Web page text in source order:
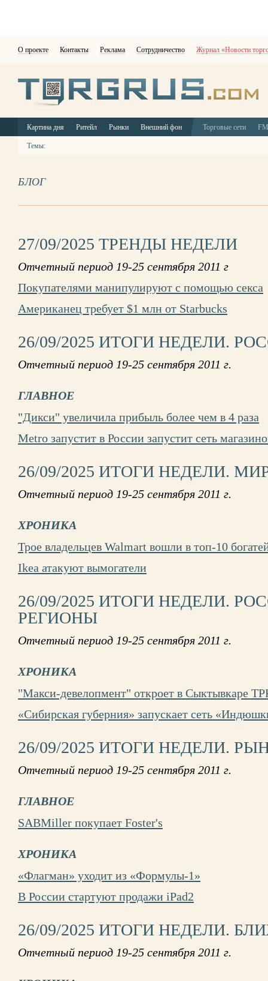
О проекте Контакты Реклама Сотрудничество Журнал «Новости
Картина дня Ритейл Рынки Внешний фон Торговые сети
Темы:
БЛОГ
27/09/2025 ТРЕНДЫ НЕДЕЛИ
Отчетный период 19-25 сентября 2011 г
Покупателями манипулируют с помощью секса
Американец требует $1 млн от Starbucks
26/09/2025 ИТОГИ НЕДЕЛИ.
Отчетный период 19-25 сентября 2011 г.
ГЛАВНОЕ
"Дикси" увеличила прибыль более чем в 4 раза
Metro запустит в России запустит сеть
26/09/2025 ИТОГИ НЕДЕЛИ.
Отчетный период 19-25 сентября 2011 г.
ХРОНИКА
Трое владельцев Walmart вошли в топ-10
Ikea атакуют вымогатели
26/09/2025 ИТОГИ НЕДЕЛИ.
РЕГИОНЫ
Отчетный период 19-25 сентября 2011 г.
ХРОНИКА
"Макси-девелопмент" откроет в Сыктывкаре
«Сибирская губерния» запускает сеть
26/09/2025 ИТОГИ НЕДЕЛИ.
Отчетный период 19-25 сентября 2011 г.
ГЛАВНОЕ
SABMiller покупает Foster's
ХРОНИКА
«Флагман» уходит из «Формулы-1»
В России стартуют продажи iPad2
26/09/2025 ИТОГИ НЕДЕЛИ.
Отчетный период 19-25 сентября 2011 г.